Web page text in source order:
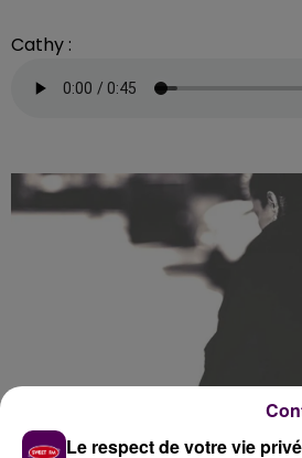
Cathy :
Le respect de votre vie